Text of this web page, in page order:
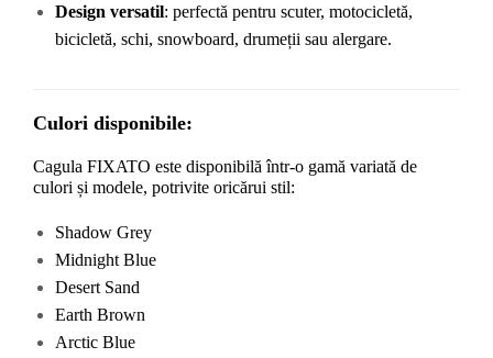
Design versatil: perfectă pentru scuter, motocicletă,
bicicletă, schi, snowboard, drumeții sau alergare.
Culori disponibile:
Cagula FIXATO este disponibilă într-o gamă variată de
culori și modele, potrivite oricărui stil:
Shadow Grey
Midnight Blue
Desert Sand
Earth Brown
Arctic Blue